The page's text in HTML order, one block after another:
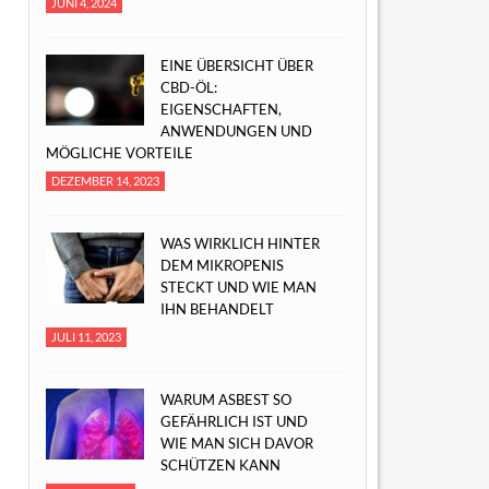
EINE ÜBERSICHT ÜBER
CBD-ÖL:
EIGENSCHAFTEN,
ANWENDUNGEN UND
MÖGLICHE VORTEILE
DEZEMBER 14, 2023
WAS WIRKLICH HINTER
DEM MIKROPENIS
STECKT UND WIE MAN
IHN BEHANDELT
JULI 11, 2023
WARUM ASBEST SO
GEFÄHRLICH IST UND
WIE MAN SICH DAVOR
SCHÜTZEN KANN